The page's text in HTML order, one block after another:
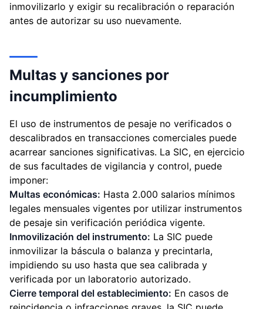
inmovilizarlo y exigir su recalibración o reparación
antes de autorizar su uso nuevamente.
Multas y sanciones por
incumplimiento
El uso de instrumentos de pesaje no verificados o
descalibrados en transacciones comerciales puede
acarrear sanciones significativas. La SIC, en ejercicio
de sus facultades de vigilancia y control, puede
imponer:
Multas económicas: Hasta 2.000 salarios mínimos
legales mensuales vigentes por utilizar instrumentos
de pesaje sin verificación periódica vigente.
Inmovilización del instrumento: La SIC puede
inmovilizar la báscula o balanza y precintarla,
impidiendo su uso hasta que sea calibrada y
verificada por un laboratorio autorizado.
Cierre temporal del establecimiento: En casos de